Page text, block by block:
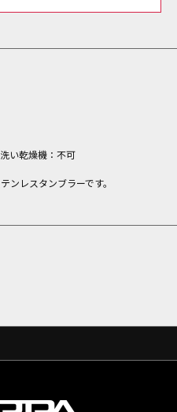
い乾燥機：不可
ンレスタンブラーです。